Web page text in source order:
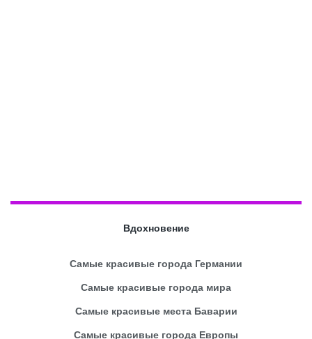
Вдохновение
Самые красивые города Германии
Самые красивые города мира
Самые красивые места Баварии
Самые красивые города Европы